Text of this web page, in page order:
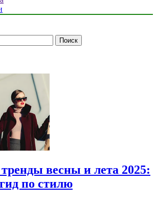
весны и лета 2025:
по стилю